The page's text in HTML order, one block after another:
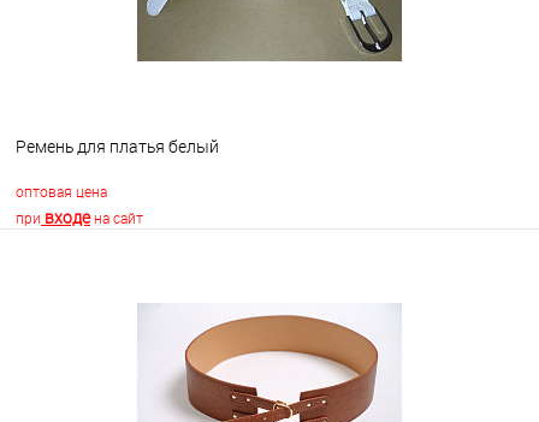
Ремень для платья белый
оптовая цена
при входена сайт
В наличии